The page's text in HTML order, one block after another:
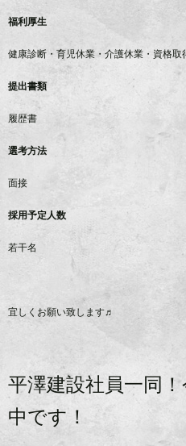
福利厚生
健康診断・育児休業・介護休業・資格取
提出書類
履歴書
選考方法
面接
採用予定人数
若干名
宜しくお願い致します♬
平澤建設社員一同
中です！